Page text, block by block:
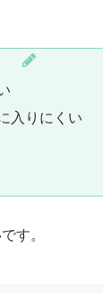
入りにくい
す。